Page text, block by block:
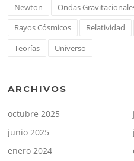
Newton
Ondas
Rayos Cósmicos
Relatividad
Teorías
Universo
ARCHIVOS
octubre 2025
junio 2025
enero 2024